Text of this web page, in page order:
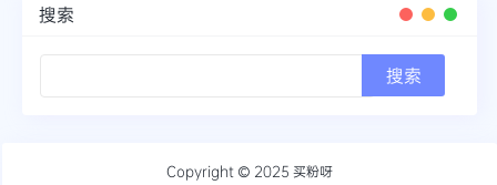
搜索
Copyright © 2025 买粉呀